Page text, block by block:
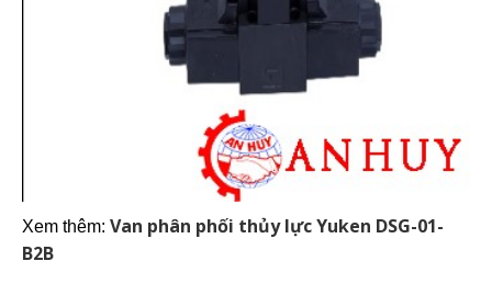
Xem thêm: Van phân phối thủy lực Yuken DSG-01-
B2B